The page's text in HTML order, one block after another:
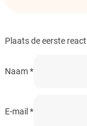
Plaats de eerste
Naam *
E-mail *